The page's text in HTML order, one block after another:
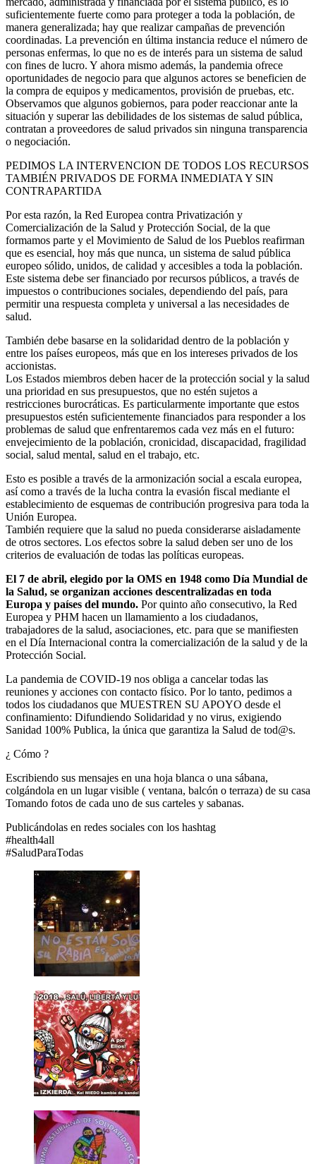
suficientemente fuerte como para proteger a toda la población, de
manera generalizada; hay que realizar campañas de prevención
coordinadas. La prevención en última instancia reduce el número de
personas enfermas, lo que no es de interés para un sistema de salud
con fines de lucro. Y ahora mismo además, la pandemia ofrece
oportunidades de negocio para que algunos actores se beneficien de
la compra de equipos y medicamentos, provisión de pruebas, etc.
Observamos que algunos gobiernos, para poder reaccionar ante la
situación y superar las debilidades de los sistemas de salud pública,
contratan a proveedores de salud privados sin ninguna transparencia
o negociación.
PEDIMOS LA INTERVENCION DE TODOS LOS RECURSOS
TAMBIÉN PRIVADOS DE FORMA INMEDIATA Y SIN
CONTRAPARTIDA
Por esta razón, la Red Europea contra Privatización y
Comercialización de la Salud y Protección Social, de la que
formamos parte y el Movimiento de Salud de los Pueblos reafirman
que es esencial, hoy más que nunca, un sistema de salud pública
europeo sólido, unidos, de calidad y accesibles a toda la población.
Este sistema debe ser financiado por recursos públicos, a través de
impuestos o contribuciones sociales, dependiendo del país, para
permitir una respuesta completa y universal a las necesidades de
salud.
También debe basarse en la solidaridad dentro de la población y
entre los países europeos, más que en los intereses privados de los
accionistas.
Los Estados miembros deben hacer de la protección social y la salud
una prioridad en sus presupuestos, que no estén sujetos a
restricciones burocráticas. Es particularmente importante que estos
presupuestos estén suficientemente financiados para responder a los
problemas de salud que enfrentaremos cada vez más en el futuro:
envejecimiento de la población, cronicidad, discapacidad, fragilidad
social, salud mental, salud en el trabajo, etc.
Esto es posible a través de la armonización social a escala europea,
así como a través de la lucha contra la evasión fiscal mediante el
establecimiento de esquemas de contribución progresiva para toda la
Unión Europea.
También requiere que la salud no pueda considerarse aisladamente
de otros sectores. Los efectos sobre la salud deben ser uno de los
criterios de evaluación de todas las políticas europeas.
El 7 de abril, elegido por la OMS en 1948 como Día Mundial de
la Salud, se organizan acciones descentralizadas en toda
Europa y países del mundo. Por quinto año consecutivo, la Red
Europea y PHM hacen un llamamiento a los ciudadanos,
trabajadores de la salud, asociaciones, etc. para que se manifiesten
en el Día Internacional contra la comercialización de la salud y de la
Protección Social.
La pandemia de COVID-19 nos obliga a cancelar todas las
reuniones y acciones con contacto físico. Por lo tanto, pedimos a
todos los ciudadanos que MUESTREN SU APOYO desde el
confinamiento: Difundiendo Solidaridad y no virus, exigiendo
Sanidad 100% Publica, la única que garantiza la Salud de tod@s.
¿ Cómo ?
Escribiendo sus mensajes en una hoja blanca o una sábana,
colgándola en un lugar visible ( ventana, balcón o terraza) de su casa
Tomando fotos de cada uno de sus carteles y sabanas.
Publicándolas en redes sociales con los hashtag
#health4all
#SaludParaTodas